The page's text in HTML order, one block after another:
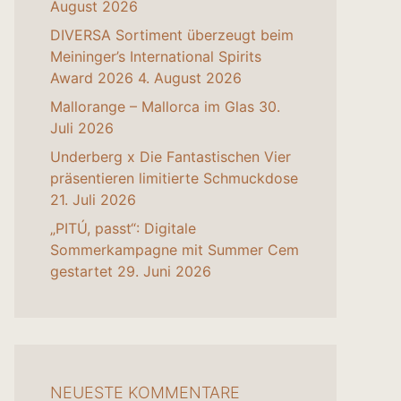
August 2026
DIVERSA Sortiment überzeugt beim
Meininger’s International Spirits
Award 2026 4. August 2026
Mallorange – Mallorca im Glas 30.
Juli 2026
Underberg x Die Fantastischen Vier
präsentieren limitierte Schmuckdose
21. Juli 2026
„PITÚ, passt“: Digitale
Sommerkampagne mit Summer Cem
gestartet 29. Juni 2026
NEUESTE KOMMENTARE